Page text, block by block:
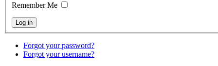
Remember Me
Forgot your password?
Forgot your username?